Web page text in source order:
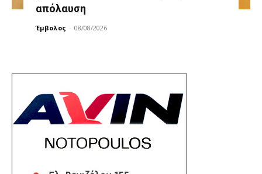
απόλαυση
Έμβολος - 08/08/2026